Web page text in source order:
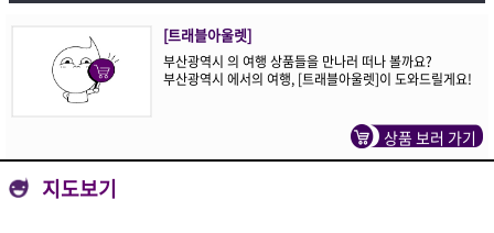
[트래블아울렛]
부산광역시 의 여행 상품들을 만나러 떠나 볼까요?
부산광역시 에서의 여행, [트래블아울렛]이 도와드릴게요!
상품 보러 가기
지도보기